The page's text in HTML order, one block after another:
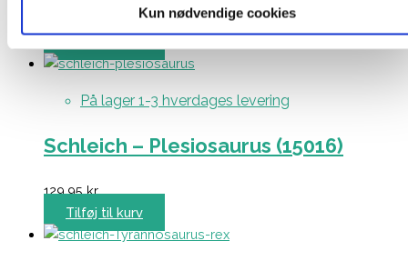
Kun nødvendige cookies
På lager 1-3 hverdages levering
Schleich – Plesiosaurus (15016)
129,95kr.
Tilføj til kurv